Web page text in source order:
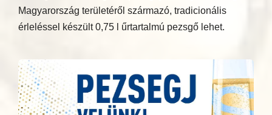
Magyarország területéről származó, tradicionális
érleléssel készült 0,75 l űrtartalmú pezsgő lehet.